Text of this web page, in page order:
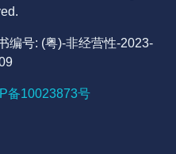
编号: (粤)-非经营性-2023-
备10023873号